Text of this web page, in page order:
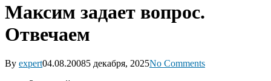
Максим задает вопрос.
Отвечаем
By expert04.08.20085 декабря, 2025No Comments